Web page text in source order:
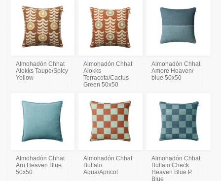
Almohadón Chhat
Alokks Taupe/Spicy
Yellow
Almohadón Chhat
Alokks
Terracota/Cactus
Green 50x50
Almohadón Chhat
Amore Heaven/
blue 50x50
Almohadón Chhat
Aru Heaven Blue
50x50
Almohadón Chhat
Buffalo
Aqua/Apricot
Almohadón Chhat
Buffalo Check
Heaven Blue P.
Blue